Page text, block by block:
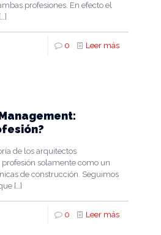
profesiones. En efecto el
[…]
0 Leer más
de los arquitectos
solamente como un
de construcción. Seguimos
[…]
0 Leer más